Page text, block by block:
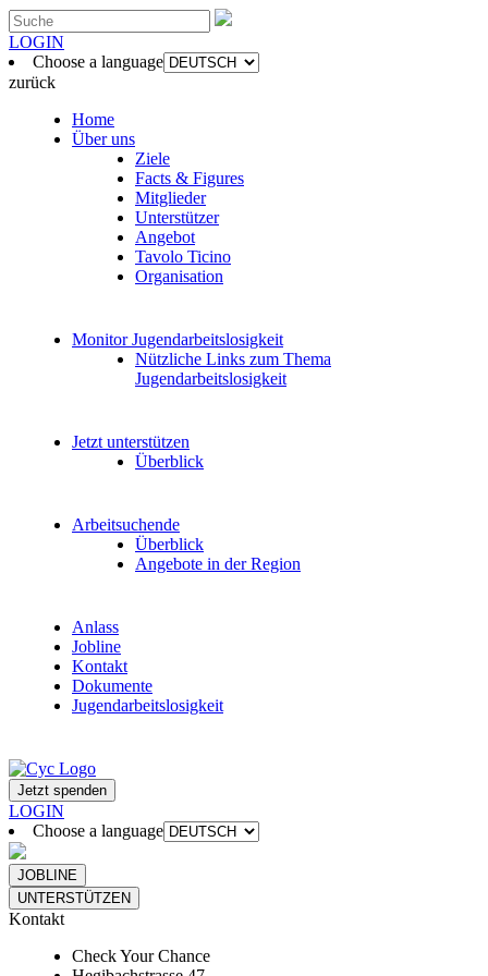
LOGIN
Choose a language
zurück
Home
Über uns
Ziele
Facts & Figures
Mitglieder
Unterstützer
Angebot
Tavolo Ticino
Organisation
Monitor Jugendarbeitslosigkeit
Nützliche Links zum Thema
Jugendarbeitslosigkeit
Jetzt unterstützen
Überblick
Arbeitsuchende
Überblick
Angebote in der Region
Anlass
Jobline
Kontakt
Dokumente
Jugendarbeitslosigkeit
Jetzt spenden
LOGIN
Choose a language
JOBLINE
UNTERSTÜTZEN
Kontakt
Check Your Chance